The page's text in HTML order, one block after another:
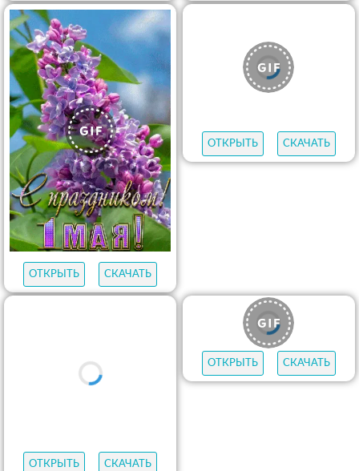
ОТКРЫТЬ СКАЧАТЬ